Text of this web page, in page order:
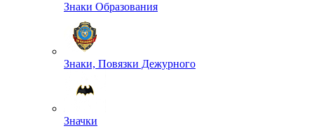
Знаки Образования
Знаки, Повязки Дежурного
Значки